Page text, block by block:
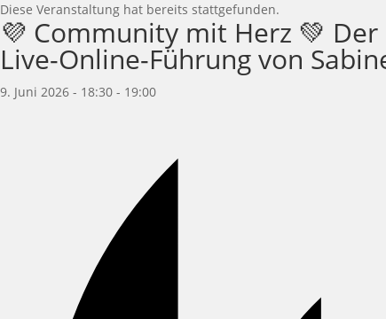
Diese Veranstaltung hat bereits stattgefunden.
💜 Community mit Herz 💚
Live-Online-Führung von
9. Juni 2026 - 18:30 - 19:00